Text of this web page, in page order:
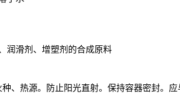
润滑剂、增塑剂的合成原料
、热源。防止阳光直射。保持容器密封。